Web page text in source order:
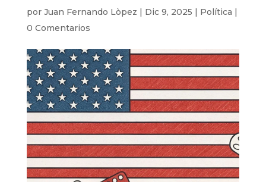
por Juan Fernando Lòpez | Dic 9, 2025 | Política |
0 Comentarios